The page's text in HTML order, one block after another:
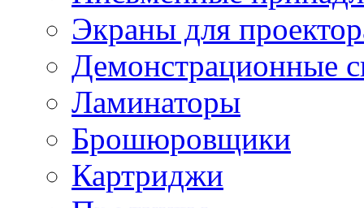
Экраны для
Демонстрационные
Ламинаторы
Брошюровщики
Картриджи